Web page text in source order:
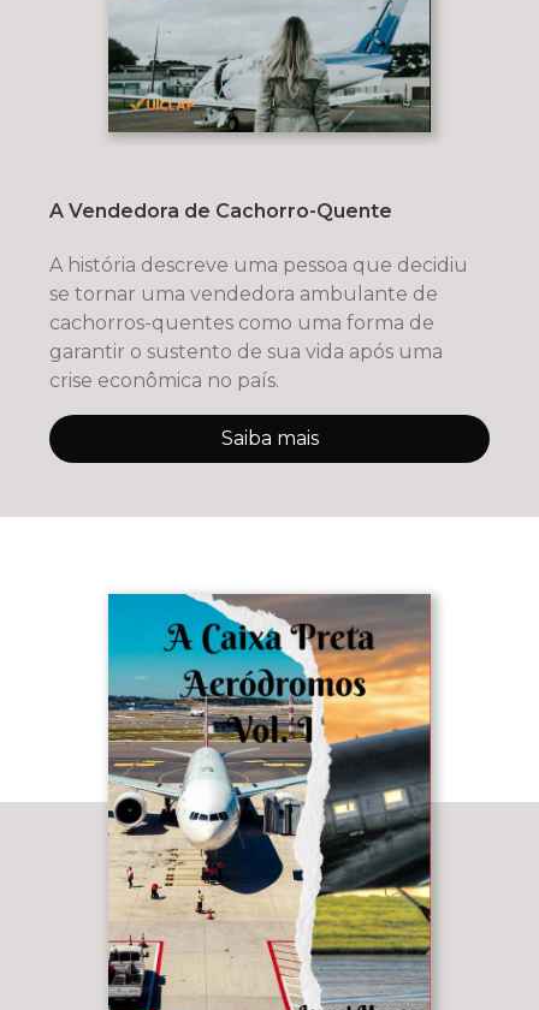
A Vendedora de Cachorro-Quente
A história descreve uma pessoa que decidiu
se tornar uma vendedora ambulante de
cachorros-quentes como uma forma de
garantir o sustento de sua vida após uma
crise econômica no país.
Saiba mais